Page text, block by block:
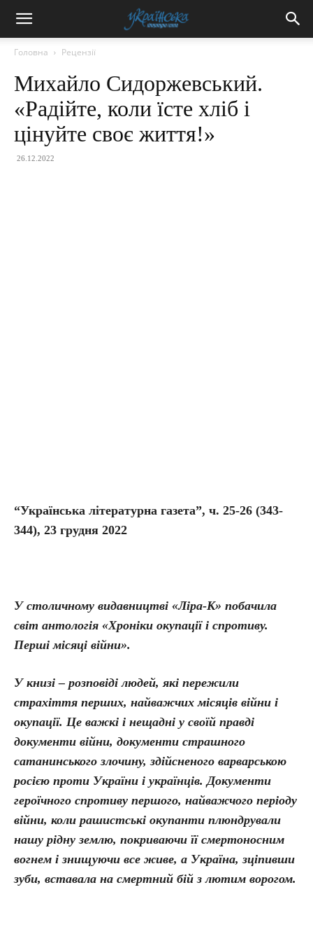
Головна Рецензії
Михайло Сидоржевський.
«Радійте, коли їсте хліб і
цінуйте своє життя!»
26.12.2022
“Українська літературна газета”, ч. 25-26 (343-
344), 23 грудня 2022
У столичному видавництві «Ліра-К» побачила
світ антологія «Хроніки окупації і спротиву.
Перші місяці війни».
У книзі – розповіді людей, які пережили
страхіття перших, найважчих місяців війни і
окупації. Це важкі і нещадні у своїй правді
документи війни, документи страшного
сатанинського злочину, здійсненого варварською
росією проти України і українців. Документи
героїчного спротиву першого, найважчого періоду
війни, коли рашистські окупанти плюндрували
нашу рідну землю, покриваючи її смертоносним
вогнем і знищуючи все живе, а Україна, зціпивши
зуби, вставала на смертний бій з лютим ворогом.